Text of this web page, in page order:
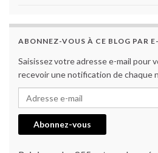
ABONNEZ-VOUS À CE BLOG PAR
Saisissez votre adresse e-mail pour
recevoir une notification de chaque
Adresse e-mail
Abonnez-vous